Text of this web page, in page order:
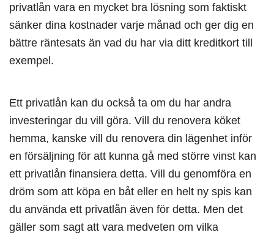
privatlån vara en mycket bra lösning som faktiskt
sänker dina kostnader varje månad och ger dig en
bättre räntesats än vad du har via ditt kreditkort till
exempel.
Ett privatlån kan du också ta om du har andra
investeringar du vill göra. Vill du renovera köket
hemma, kanske vill du renovera din lägenhet inför
en försäljning för att kunna gå med större vinst kan
ett privatlån finansiera detta. Vill du genomföra en
dröm som att köpa en båt eller en helt ny spis kan
du använda ett privatlån även för detta. Men det
gäller som sagt att vara medveten om vilka